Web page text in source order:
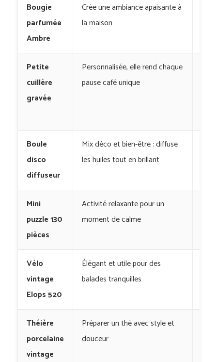
Bougie
parfumée
Ambre
Crée une ambiance apaisante à
la maison
Petite
cuillère
gravée
Personnalisée, elle rend chaque
pause café unique
Boule
disco
diffuseur
Mix déco et bien-être : diffuse
les huiles tout en brillant
Mini
puzzle 130
pièces
Activité relaxante pour un
moment de calme
Vélo
vintage
Elops 520
Élégant et utile pour des
balades tranquilles
Théière
porcelaine
vintage
Préparer un thé avec style et
douceur